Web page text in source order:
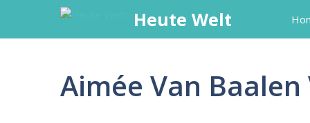
content
Heute Welt
Aimée Van